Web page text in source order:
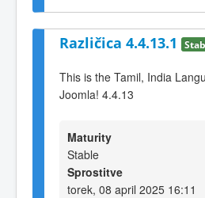
Različica 4.4.13.1
This is the Tamil, India
Joomla! 4.4.13
Maturity
Stable
Sprostitve
torek, 08 april 2025 16:11